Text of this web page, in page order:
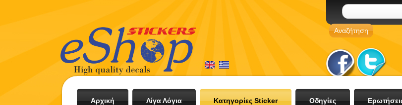
Αρχική Λίγα Λόγια Κατηγορίες Sticker Οδηγίες